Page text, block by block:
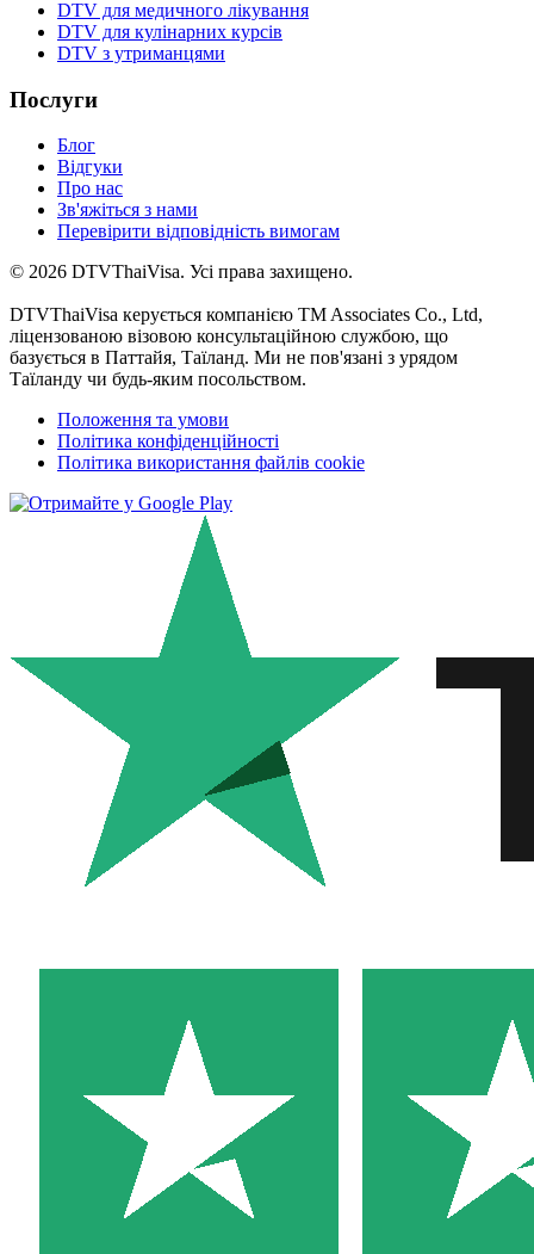
DTV для медичного лікування
DTV для кулінарних курсів
DTV з утриманцями
Послуги
Блог
Відгуки
Про нас
Зв'яжіться з нами
Перевірити відповідність вимогам
© 2026 DTVThaiVisa. Усі права захищено.
DTVThaiVisa керується компанією TM Associates Co., Ltd,
ліцензованою візовою консультаційною службою, що
базується в Паттайя, Таїланд. Ми не пов'язані з урядом
Таїланду чи будь-яким посольством.
Положення та умови
Політика конфіденційності
Політика використання файлів cookie